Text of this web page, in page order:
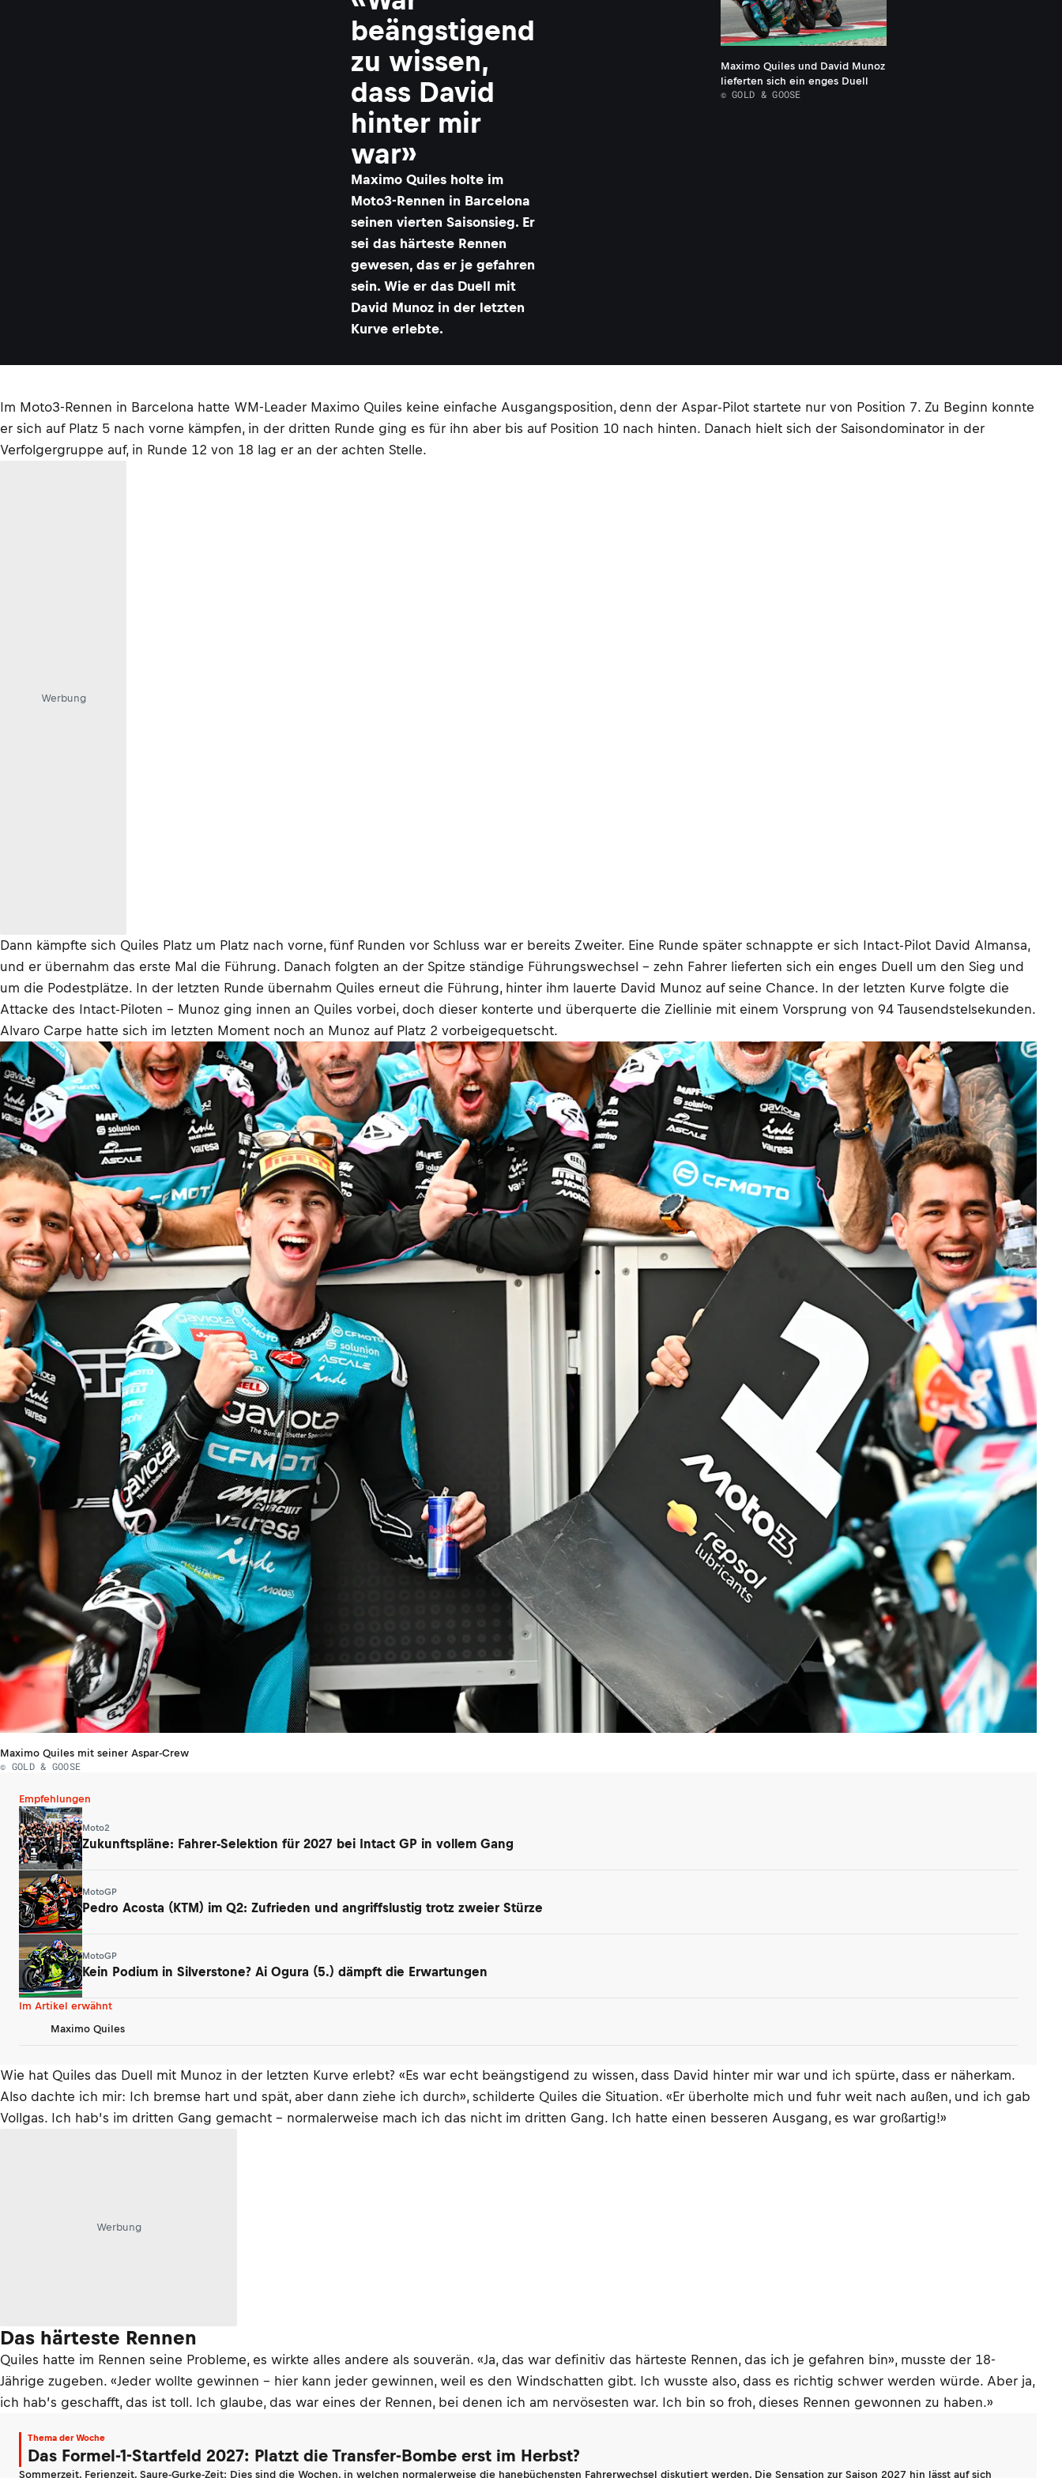
beängstigend
zu wissen,
dass David
hinter mir
war»
Maximo Quiles holte im
Moto3-Rennen in Barcelona
seinen vierten Saisonsieg. Er
sei das härteste Rennen
gewesen, das er je gefahren
sein. Wie er das Duell mit
David Munoz in der letzten
Kurve erlebte.
Maximo Quiles und David Munoz
lieferten sich ein enges Duell
© GOLD & GOOSE
Im Moto3-Rennen in Barcelona hatte WM-Leader Maximo Quiles keine einfache Ausgangsposition, denn der Aspar-Pilot startete nur von Position 7. Zu Beginn konnte
er sich auf Platz 5 nach vorne kämpfen, in der dritten Runde ging es für ihn aber bis auf Position 10 nach hinten. Danach hielt sich der Saisondominator in der
Verfolgergruppe auf, in Runde 12 von 18 lag er an der achten Stelle.
Werbung
Dann kämpfte sich Quiles Platz um Platz nach vorne, fünf Runden vor Schluss war er bereits Zweiter. Eine Runde später schnappte er sich Intact-Pilot David Almansa,
und er übernahm das erste Mal die Führung. Danach folgten an der Spitze ständige Führungswechsel – zehn Fahrer lieferten sich ein enges Duell um den Sieg und
um die Podestplätze. In der letzten Runde übernahm Quiles erneut die Führung, hinter ihm lauerte David Munoz auf seine Chance. In der letzten Kurve folgte die
Attacke des Intact-Piloten – Munoz ging innen an Quiles vorbei, doch dieser konterte und überquerte die Ziellinie mit einem Vorsprung von 94 Tausendstelsekunden.
Alvaro Carpe hatte sich im letzten Moment noch an Munoz auf Platz 2 vorbeigequetscht.
Maximo Quiles mit seiner Aspar-Crew
© GOLD & GOOSE
Empfehlungen
Moto2
Zukunftspläne: Fahrer-Selektion für 2027 bei Intact GP in vollem Gang
MotoGP
Pedro Acosta (KTM) im Q2: Zufrieden und angriffslustig trotz zweier Stürze
MotoGP
Kein Podium in Silverstone? Ai Ogura (5.) dämpft die Erwartungen
Im Artikel erwähnt
Maximo Quiles
Wie hat Quiles das Duell mit Munoz in der letzten Kurve erlebt? «Es war echt beängstigend zu wissen, dass David hinter mir war und ich spürte, dass er näherkam.
Also dachte ich mir: Ich bremse hart und spät, aber dann ziehe ich durch», schilderte Quiles die Situation. «Er überholte mich und fuhr weit nach außen, und ich gab
Vollgas. Ich hab’s im dritten Gang gemacht – normalerweise mach ich das nicht im dritten Gang. Ich hatte einen besseren Ausgang, es war großartig!»
Werbung
Das härteste Rennen
Quiles hatte im Rennen seine Probleme, es wirkte alles andere als souverän. «Ja, das war definitiv das härteste Rennen, das ich je gefahren bin», musste der 18-
Jährige zugeben. «Jeder wollte gewinnen – hier kann jeder gewinnen, weil es den Windschatten gibt. Ich wusste also, dass es richtig schwer werden würde. Aber ja,
ich hab’s geschafft, das ist toll. Ich glaube, das war eines der Rennen, bei denen ich am nervösesten war. Ich bin so froh, dieses Rennen gewonnen zu haben.»
Thema der Woche
Das Formel-1-Startfeld 2027: Platzt die Transfer-Bombe erst im Herbst?
Sommerzeit, Ferienzeit, Saure-Gurke-Zeit: Dies sind die Wochen, in welchen normalerweise die hanebüchensten Fahrerwechsel diskutiert werden. Die Sensation zur Saison 2027 hin lässt auf sich